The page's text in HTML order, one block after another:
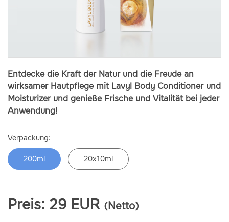
Entdecke die Kraft der Natur und die Freude an
wirksamer Hautpflege mit Lavyl Body Conditioner und
Moisturizer und genieße Frische und Vitalität bei jeder
Anwendung!
Verpackung:
200ml 20x10ml
Preis: 29 EUR (Netto)